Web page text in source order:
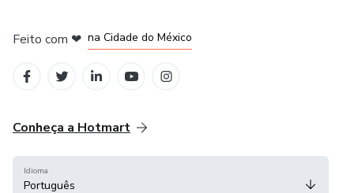
Feito com ❤ na Cidade do México
Conheça a Hotmart
Idioma
Português